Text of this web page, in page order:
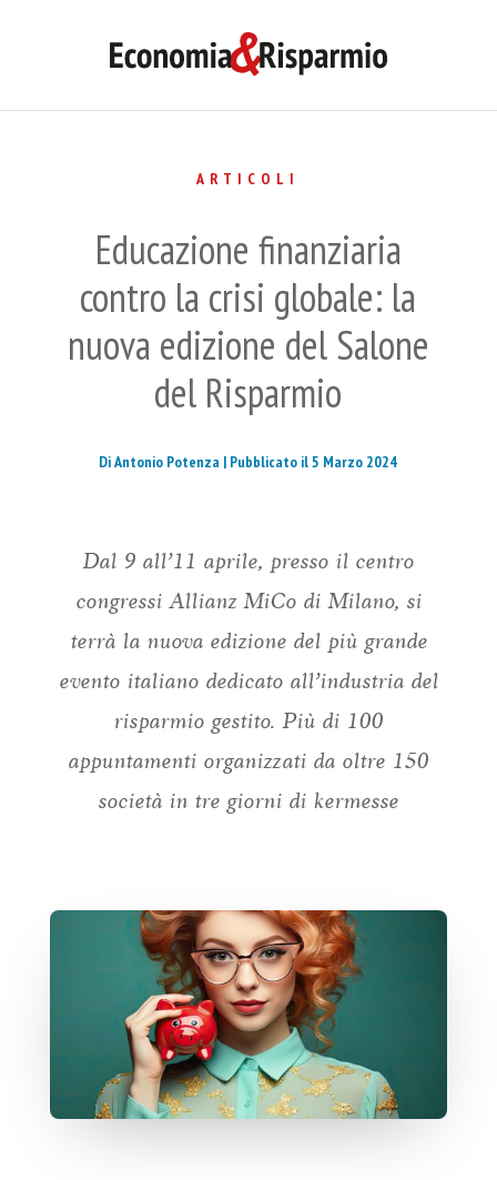
ARTICOLI
Educazione finanziaria
contro la crisi globale: la
nuova edizione del Salone
del Risparmio
Di Antonio Potenza | Pubblicato il 5 Marzo 2024
Dal 9 all’11 aprile, presso il centro
congressi Allianz MiCo di Milano, si
terrà la nuova edizione del più grande
evento italiano dedicato all’industria del
risparmio gestito. Più di 100
appuntamenti organizzati da oltre 150
società in tre giorni di kermesse